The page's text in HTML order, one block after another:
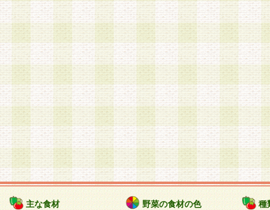
主な食材 野菜の食材の色 種